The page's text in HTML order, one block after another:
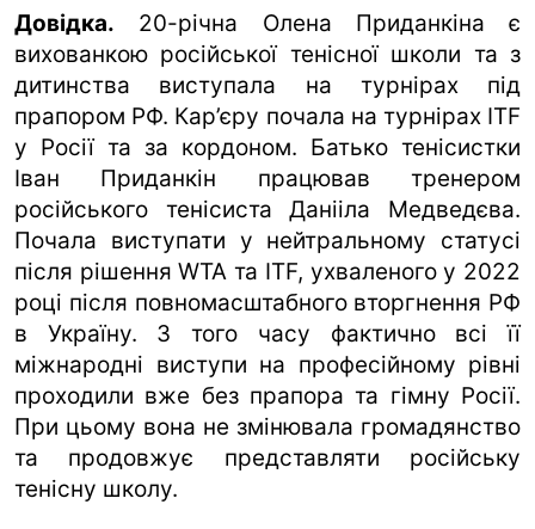
Довідка. 20-річна Олена Приданкіна є
вихованкою російської тенісної школи та з
дитинства виступала на турнірах під
прапором РФ. Кар’єру почала на турнірах ITF
у Росії та за кордоном. Батько тенісистки
Іван Приданкін працював тренером
російського тенісиста Данііла Медведєва.
Почала виступати у нейтральному статусі
після рішення WTA та ITF, ухваленого у 2022
році після повномасштабного вторгнення РФ
в Україну. З того часу фактично всі її
міжнародні виступи на професійному рівні
проходили вже без прапора та гімну Росії.
При цьому вона не змінювала громадянство
та продовжує представляти російську
тенісну школу.